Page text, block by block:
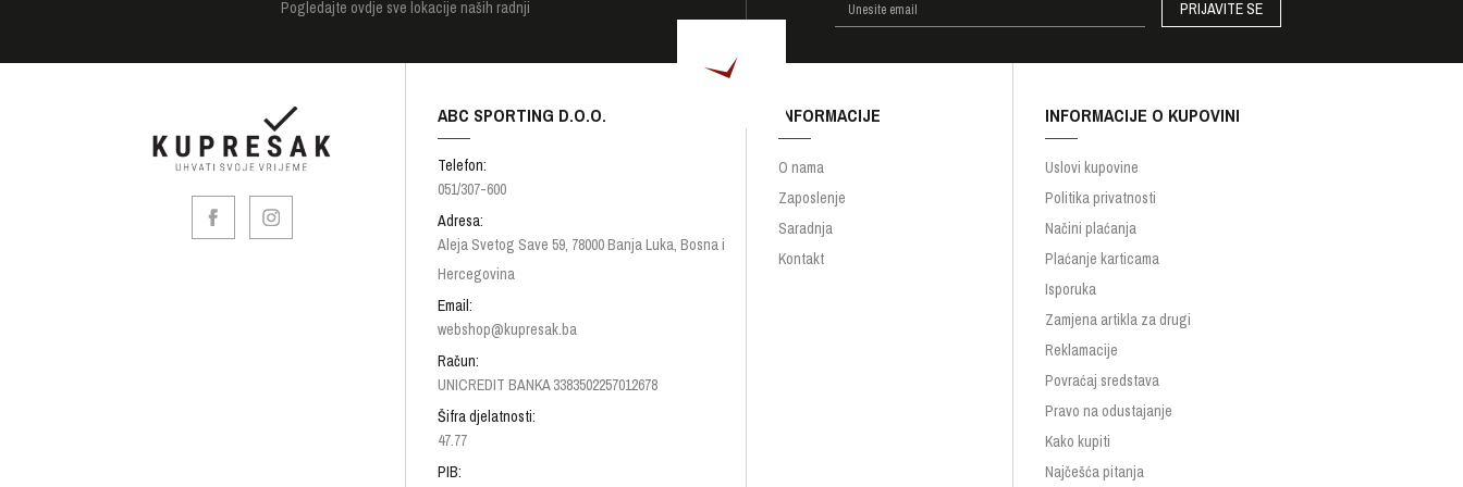
Pogledajte ovdje sve lokacije naših radnji PRIJAVITE SE
ABC SPORTING D.O.O.
Telefon:
051/307-600
Adresa:
Aleja Svetog Save 59, 78000 Banja Luka, Bosna i
Hercegovina
Email:
webshop@kupresak.ba
Račun:
UNICREDIT BANKA 3383502257012678
Šifra djelatnosti:
47.77
PIB:
INFORMACIJE
O nama
Zaposlenje
Saradnja
Kontakt
INFORMACIJE O KUPOVINI
Uslovi kupovine
Politika privatnosti
Načini plaćanja
Plaćanje karticama
Isporuka
Zamjena artikla za drugi
Reklamacije
Povraćaj sredstava
Pravo na odustajanje
Kako kupiti
Najčešća pitanja